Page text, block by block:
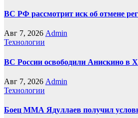
ВС РФ рассмотрит иск об отмене
Авг 7, 2026 Admin
Технологии
ВС России освободили Анискино в
Авг 7, 2026 Admin
Технологии
Боец ММА Ядуллаев получил